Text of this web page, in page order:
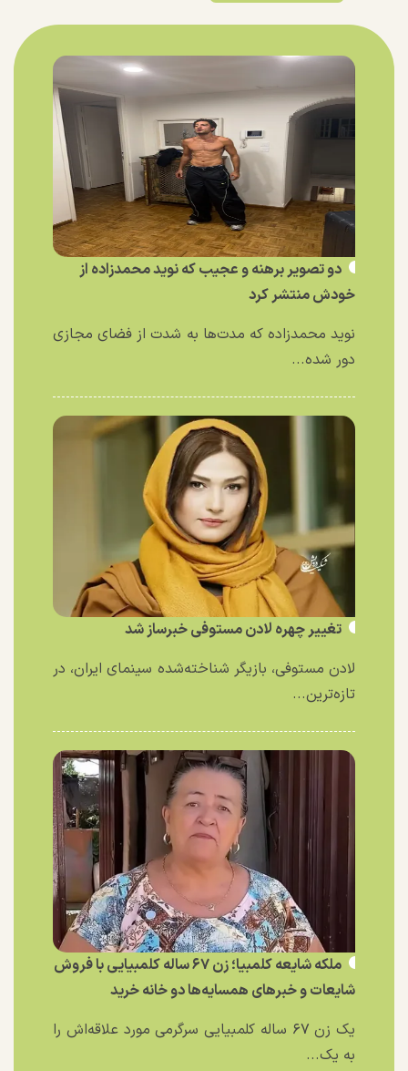
دو تصویر برهنه و عجیب که نوید محمدزاده از
خودش منتشر کرد
نوید محمدزاده که مدت‌ها به شدت از فضای مجازی
دور شده...
تغییر چهره لادن مستوفی خبرساز شد
لادن مستوفی، بازیگر شناخته‌شده سینمای ایران، در
تازه‌ترین...
ملکه شایعه کلمبیا؛ زن ۶۷ ساله کلمبیایی با فروش
شایعات و خبر‌های همسایه‌ها دو خانه خرید
یک زن ۶۷ ساله کلمبیایی سرگرمی مورد علاقه‌اش را
به یک...